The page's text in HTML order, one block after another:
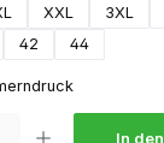
XXL 3XL
42 44
Wert ein oder
In